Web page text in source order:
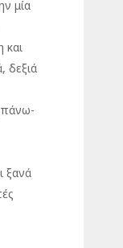
μία
και
δεξιά
πάνω-
ξανά